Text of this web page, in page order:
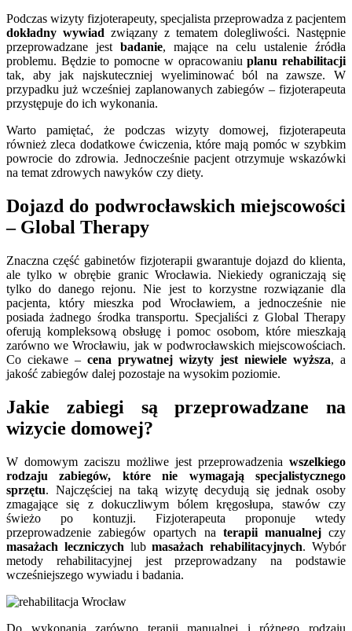
Podczas wizyty fizjoterapeuty, specjalista przeprowadza z pacjentem
dokładny wywiad związany z tematem dolegliwości. Następnie
przeprowadzane jest badanie, mające na celu ustalenie źródła
problemu. Będzie to pomocne w opracowaniuplanu rehabilitacji
tak, aby jak najskuteczniej wyeliminować ból na zawsze. W
przypadku już wcześniej zaplanowanych zabiegów – fizjoterapeuta
przystępuje do ich wykonania.
Warto pamiętać, że podczas wizyty domowej, fizjoterapeuta
również zleca dodatkowe ćwiczenia, które mają pomóc w szybkim
powrocie do zdrowia. Jednocześnie pacjent otrzymuje wskazówki
na temat zdrowych nawyków czy diety.
Dojazd do podwrocławskich miejscowości
– Global Therapy
Znaczna część gabinetów fizjoterapii gwarantuje dojazd do klienta,
ale tylko w obrębie granic Wrocławia. Niekiedy ograniczają się
tylko do danego rejonu. Nie jest to korzystne rozwiązanie dla
pacjenta, który mieszka pod Wrocławiem, a jednocześnie nie
posiada żadnego środka transportu. Specjaliści z Global Therapy
oferują kompleksową obsługę i pomoc osobom, które mieszkają
zarówno we Wrocławiu, jak w podwrocławskich miejscowościach.
Co ciekawe – cena prywatnej wizyty jest niewiele wyższa, a
jakość zabiegów dalej pozostaje na wysokim poziomie.
Jakie zabiegi są przeprowadzane na
wizycie domowej?
W domowym zaciszu możliwe jest przeprowadzenia wszelkiego
rodzaju zabiegów, które nie wymagają specjalistycznego
sprzętu. Najczęściej na taką wizytę decydują się jednak osoby
zmagające się z dokuczliwym bólem kręgosłupa, stawów czy
świeżo po kontuzji. Fizjoterapeuta proponuje wtedy
przeprowadzenie zabiegów opartych na terapii manualnejczy
masażach leczniczych lubmasażach rehabilitacyjnych. Wybór
metody rehabilitacyjnej jest przeprowadzany na podstawie
wcześniejszego wywiadu i badania.
Do wykonania zarówno terapii manualnej i różnego rodzaju